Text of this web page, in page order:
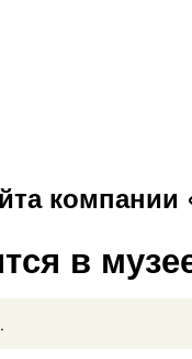
компании
в